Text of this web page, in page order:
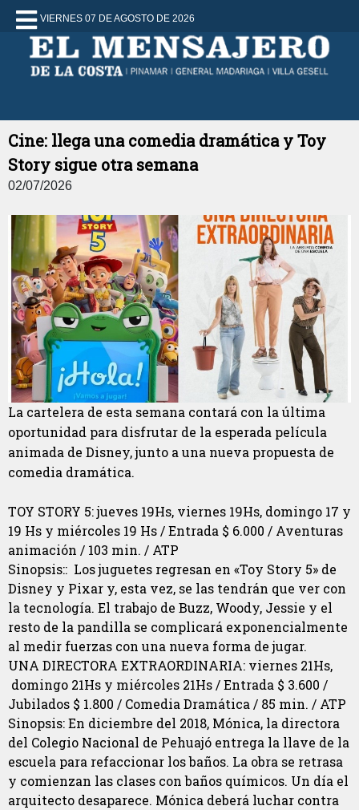
VIERNES 07 DE AGOSTO DE 2026
Cine: llega una comedia dramática y Toy
Story sigue otra semana
02/07/2026
La cartelera de esta semana contará con la última
oportunidad para disfrutar de la esperada película
animada de Disney, junto a una nueva propuesta de
comedia dramática.
TOY STORY 5: jueves 19Hs, viernes 19Hs, domingo 17 y
19 Hs y miércoles 19 Hs / Entrada $ 6.000 / Aventuras
animación / 103 min. / ATP
Sinopsis:: Los juguetes regresan en «Toy Story 5» de
Disney y Pixar y, esta vez, se las tendrán que ver con
la tecnología. El trabajo de Buzz, Woody, Jessie y el
resto de la pandilla se complicará exponencialmente
al medir fuerzas con una nueva forma de jugar.
UNA DIRECTORA EXTRAORDINARIA: viernes 21Hs,
domingo 21Hs y miércoles 21Hs / Entrada $ 3.600 /
Jubilados $ 1.800 / Comedia Dramática / 85 min. / ATP
Sinopsis: En diciembre del 2018, Mónica, la directora
del Colegio Nacional de Pehuajó entrega la llave de la
escuela para refaccionar los baños. La obra se retrasa
y comienzan las clases con baños químicos. Un día el
arquitecto desaparece. Mónica deberá luchar contra